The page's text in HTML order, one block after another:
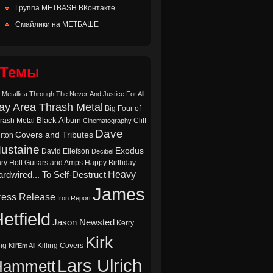
Группа METBASH ВКонтакте
Смайлики на МЕТБАШЕ
Темы
Metallica Through The Never And Justice For All
Area Thrash Metal Big Four of
Metal Black Album Cinematography Cliff
Covers and Tributes Dave
David Ellefson Decibel Exodus
Holt Guitars and Amps Happy Birthday
To Self-Destruct Heavy
Release Iron Report James
Jason Newsted Kerry
Kill'Em All Killing Covers Kirk
Lars Ulrich